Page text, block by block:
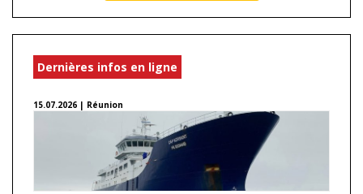
Dernières infos en ligne
15.07.2026 | Réunion